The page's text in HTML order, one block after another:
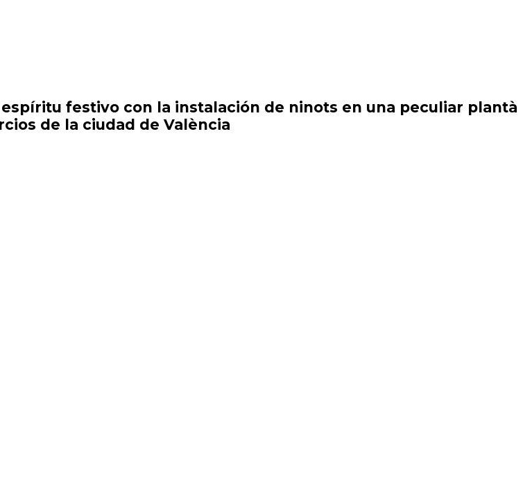
festivo con la instalación de ninots en una peculiar plantà
de la ciudad de València